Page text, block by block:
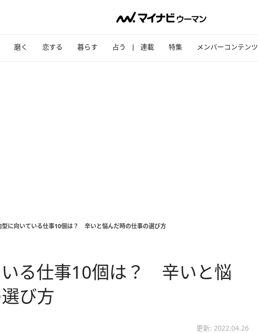
磨く 恋する 暮らす 占う 連載 特集 メンバーコンテンツ
型に向いている仕事10個は？ 辛いと悩んだ時の仕事の選び方
る仕事10個は？ 辛いと悩
び方
更新: 2022.04.26